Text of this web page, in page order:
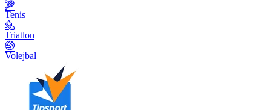
Tenis
Triatlon
Volejbal